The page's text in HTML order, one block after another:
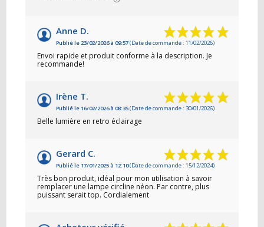
Anne D.
Publié le 23/02/2026 à 09:57(Date de commande : 11/02/2026)
Envoi rapide et produit conforme à la description. Je
recommande!
Irène T.
Publié le 16/02/2026 à 08:35(Date de commande : 30/01/2026)
Belle lumière en retro éclairage
Gerard C.
Publié le 17/01/2025 à 12:10(Date de commande : 15/12/2024)
Très bon produit, idéal pour mon utilisation à savoir
remplacer une lampe circline néon. Par contre, plus
puissant serait top. Cordialement